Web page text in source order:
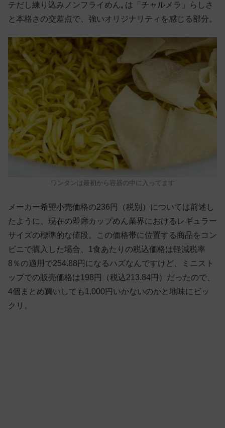
テだし練り込みノンフライめん„ は「チャルメラ」らしさ
と本格さの交差点で、強いオリジナリティを感じる部分。
ワンタンは最初から容器の中に入ってます
メーカー希望小売価格の236円（税別）については前述し
たように、現在の即席カップめん業界におけるレギュラー
サイズの標準的な値段。この価格帯に位置する商品をコン
ビニで購入した場合、1食あたりの税込価格は軽減税率
8％の適用で254.88円になるハズなんですけど、ミニスト
ップでの販売価格は198円（税込213.84円）だったので、
4個まとめ買いしても1,000円いかないのかと地味にビッ
クリ。